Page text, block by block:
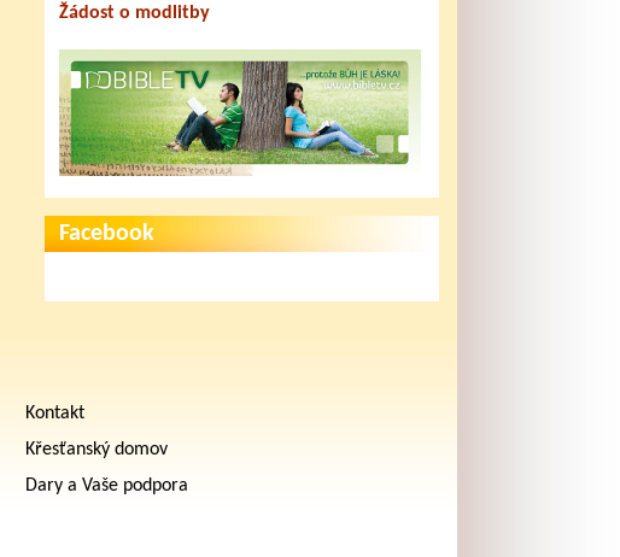
Žádost o modlitby
Facebook
Kontakt
Křesťanský domov
Dary a Vaše podpora